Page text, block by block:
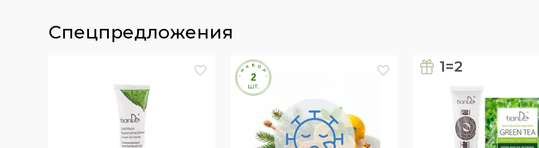
кордицепса. Капсулы с очень хорошей дозировкой витаминов группы В, D,
капсулы в день, утром и вечером, после завтрака и ужина.
Уже через 3 недели я начала замечать перемены: кожа стала более гладкой и
увлажнённой, мелкие морщинки будто разгладились, а тон лица выровнялся. Я
стала нравиться себе в зеркало. Было такое ощущение, что лицо будто бы
«подтянулось». Что касается суставов — боли в коленях почти исчезли, и я снова
спецпредложения
1=2